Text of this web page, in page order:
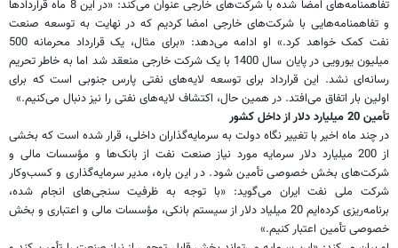
تفاهمنامه‌های امضا شده با شرکت‌های خارجی عنوان می‌کند: «در این 8 ماه قراردادها
و تفاهمنامه‌هایی با شرکت‌های خارجی امضا کردیم که در نهایت به توسعه صنعت
نفت کمک خواهد کرد.» او ادامه می‌دهد: «برای مثال، یک قرارداد محرمانه 500
میلیون یورویی در پایان سال 1400 با یک شرکت خارجی منعقد شد اما به خاطر تحریم
رسانه‌ای نشد. این قرارداد برای توسعه لایه‌های نفتی پارس جنوبی است که برای
اولین بار اتفاق می‌افتد. در همین حال، اکتشاف لایه‌های نفتی را نیز دنبال می‌کنیم.»
تأمین 20 میلیارد دلار از داخل کشور
در چند ماه اخیر با تغییر نگاه دولت به سرمایه‌گذاران داخلی، قرار شده است که بخشی
از 200 میلیارد دلار سرمایه مورد نیاز صنعت نفت از بانک‌ها و مؤسسات مالی و
شرکت‌های بخش خصوصی تأمین شود. در این باره، مدیر سرمایه‌گذاری و کسب‌وکار
شرکت ملی نفت ایران می‌گوید: «با توجه به ظرفیت سنجی‌های انجام شده،
برنامه‌ریزی کرده‌ایم 20 میلیاد دلار از سیستم بانکی، مؤسسات مالی و اعتباری و بخش
خصوصی تأمین اعتبار کنیم.»